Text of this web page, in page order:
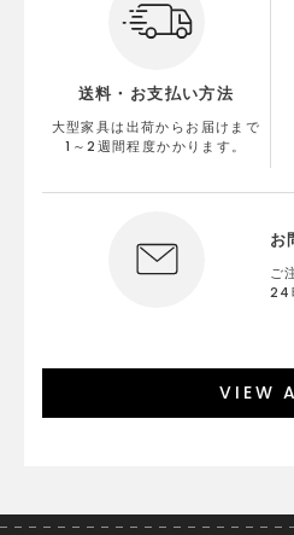
送料・お支払い方法
大型家具は出荷からお届けまで
1～2週間程度かかります。
お
ご
24
VIEW